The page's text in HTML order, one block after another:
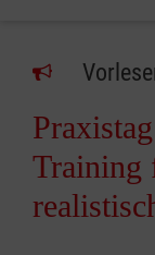
Training